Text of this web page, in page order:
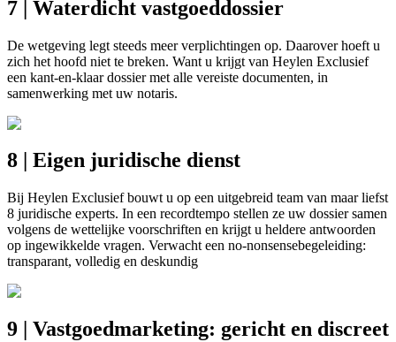
7 | Waterdicht vastgoeddossier
De wetgeving legt steeds meer verplichtingen op. Daarover hoeft u
zich het hoofd niet te breken. Want u krijgt van Heylen Exclusief
een kant-en-klaar dossier met alle vereiste documenten, in
samenwerking met uw notaris.
8 | Eigen juridische dienst
Bij Heylen Exclusief bouwt u op een uitgebreid team van maar liefst
8 juridische experts. In een recordtempo stellen ze uw dossier samen
volgens de wettelijke voorschriften en krijgt u heldere antwoorden
op ingewikkelde vragen. Verwacht een no-nonsensebegeleiding:
transparant, volledig en deskundig
9 | Vastgoedmarketing: gericht en discreet